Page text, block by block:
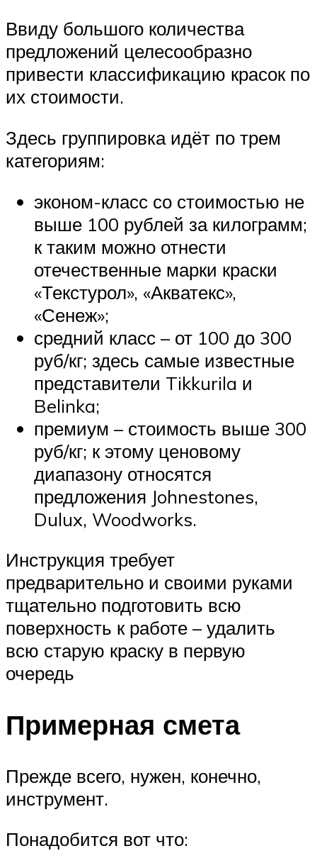
Ввиду большого количества
предложений целесообразно
привести классификацию красок по
их стоимости.
Здесь группировка идёт по трем
категориям:
эконом-класс со стоимостью не
выше 100 рублей за килограмм;
к таким можно отнести
отечественные марки краски
«Текстурол», «Акватекс»,
«Сенеж»;
средний класс – от 100 до 300
руб/кг; здесь самые известные
представители Tikkurila и
Belinka;
премиум – стоимость выше 300
руб/кг; к этому ценовому
диапазону относятся
предложения Johnestones,
Dulux, Woodworks.
Инструкция требует
предварительно и своими руками
тщательно подготовить всю
поверхность к работе – удалить
всю старую краску в первую
очередь
Примерная смета
Прежде всего, нужен, конечно,
инструмент.
Понадобится вот что: